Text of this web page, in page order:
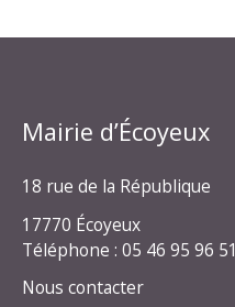
Mairie d’Écoyeux
18 rue de la République
17770 Écoyeux
Téléphone : 05 46 95 96 51
Nous contacter